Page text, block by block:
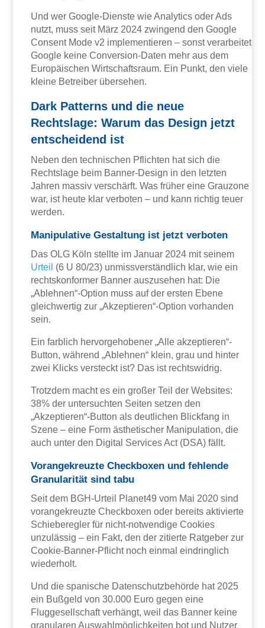
Und wer Google-Dienste wie Analytics oder Ads
nutzt, muss seit März 2024 zwingend den Google
Consent Mode v2 implementieren – sonst verarbeitet
Google keine Conversion-Daten mehr aus dem
Europäischen Wirtschaftsraum. Ein Punkt, den viele
kleine Betreiber übersehen.
Dark Patterns und die neue
Rechtslage: Warum das Design jetzt
entscheidend ist
Neben den technischen Pflichten hat sich die
Rechtslage beim Banner-Design in den letzten
Jahren massiv verschärft. Was früher eine Grauzone
war, ist heute klar verboten – und kann richtig teuer
werden.
Manipulative Gestaltung ist jetzt verboten
Das OLG Köln stellte im Januar 2024 mit seinem
Urteil (6 U 80/23) unmissverständlich klar, wie ein
rechtskonformer Banner auszusehen hat: Die
„Ablehnen“-Option muss auf der ersten Ebene
gleichwertig zur „Akzeptieren“-Option vorhanden
sein.
Ein farblich hervorgehobener „Alle akzeptieren“-
Button, während „Ablehnen“ klein, grau und hinter
zwei Klicks versteckt ist? Das ist rechtswidrig.
Trotzdem macht es ein großer Teil der Websites:
38% der untersuchten Seiten setzen den
„Akzeptieren“-Button als deutlichen Blickfang in
Szene – eine Form ästhetischer Manipulation, die
auch unter den Digital Services Act (DSA) fällt.
Vorangekreuzte Checkboxen und fehlende
Granularität sind tabu
Seit dem BGH-Urteil Planet49 vom Mai 2020 sind
vorangekreuzte Checkboxen oder bereits aktivierte
Schieberegler für nicht-notwendige Cookies
unzulässig – ein Fakt, den der zitierte Ratgeber zur
Cookie-Banner-Pflicht noch einmal eindringlich
wiederholt.
Und die spanische Datenschutzbehörde hat 2025
ein Bußgeld von 30.000 Euro gegen eine
Fluggesellschaft verhängt, weil das Banner keine
granularen Auswahlmöglichkeiten bot und Nutzer